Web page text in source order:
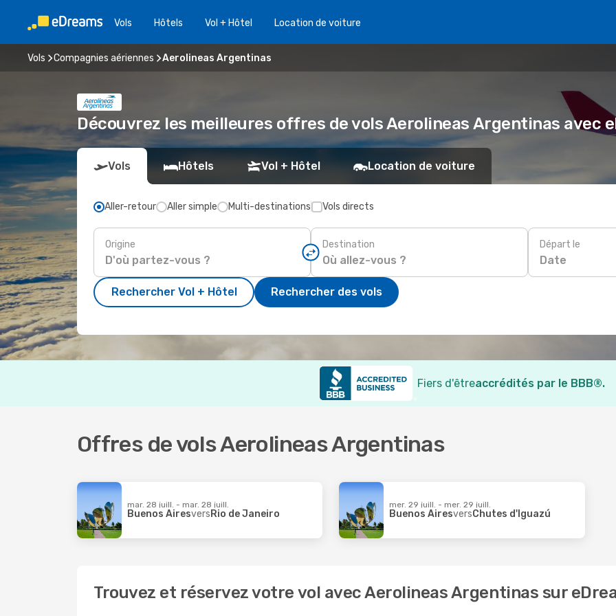
Vols Hôtels Vol + Hôtel Location de voiture
Vols Compagnies aériennes Aerolineas Argentinas
Découvrez les meilleures offres de vols Aerolineas Argentinas avec
Vols Hôtels Vol + Hôtel Location de voiture
Aller-retour Aller simple Multi-destinations Vols directs
Origine Destination Départ le
Date
Rechercher Vol + Hôtel Rechercher des vols
Fiers d'êtreaccrédités par le BBB®.
Offres de vols Aerolineas Argentinas
mar. 28 juill. - mar. 28 juill.
Buenos AiresversRio de Janeiro
mer. 29 juill. - mer. 29 juill.
Buenos AiresversChutes d'Iguazú
Trouvez et réservez votre vol avec Aerolineas Argentinas sur